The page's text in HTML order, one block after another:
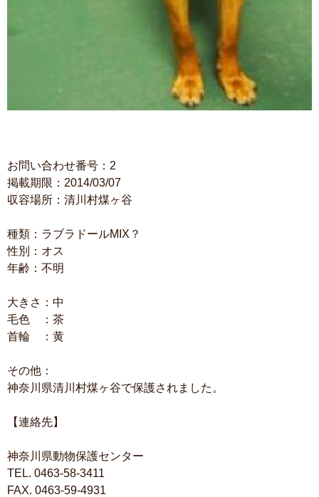
お問い合わせ番号：2
掲載期限：2014/03/07
収容場所：清川村煤ヶ谷
種類：ラブラドールMIX？
性別：オス
年齢：不明
大きさ：中
毛色 ：茶
首輪 ：黄
その他：
神奈川県清川村煤ヶ谷で保護されました。
【連絡先】
神奈川県動物保護センター
TEL. 0463-58-3411
FAX. 0463-59-4931